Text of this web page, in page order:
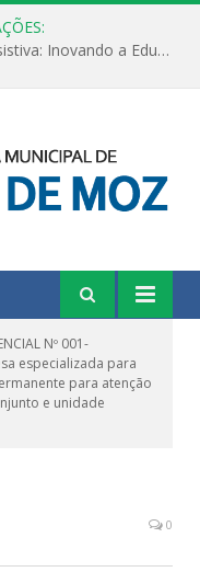
Inteligência Artificial e Tecnologia Assistiva: Inovando a Educação Especial e Inclusiva
Nº 001-
especializada para
para atenção
e unidade
0